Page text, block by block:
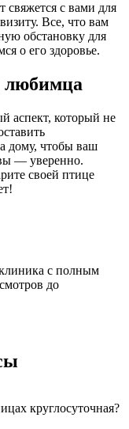
свяжется с вами для
Все, что вам
обстановку для
о его здоровье.
любимца
аспект, который не
дому, чтобы ваш
— уверенно.
своей птице
с полным
до
круглосуточная?